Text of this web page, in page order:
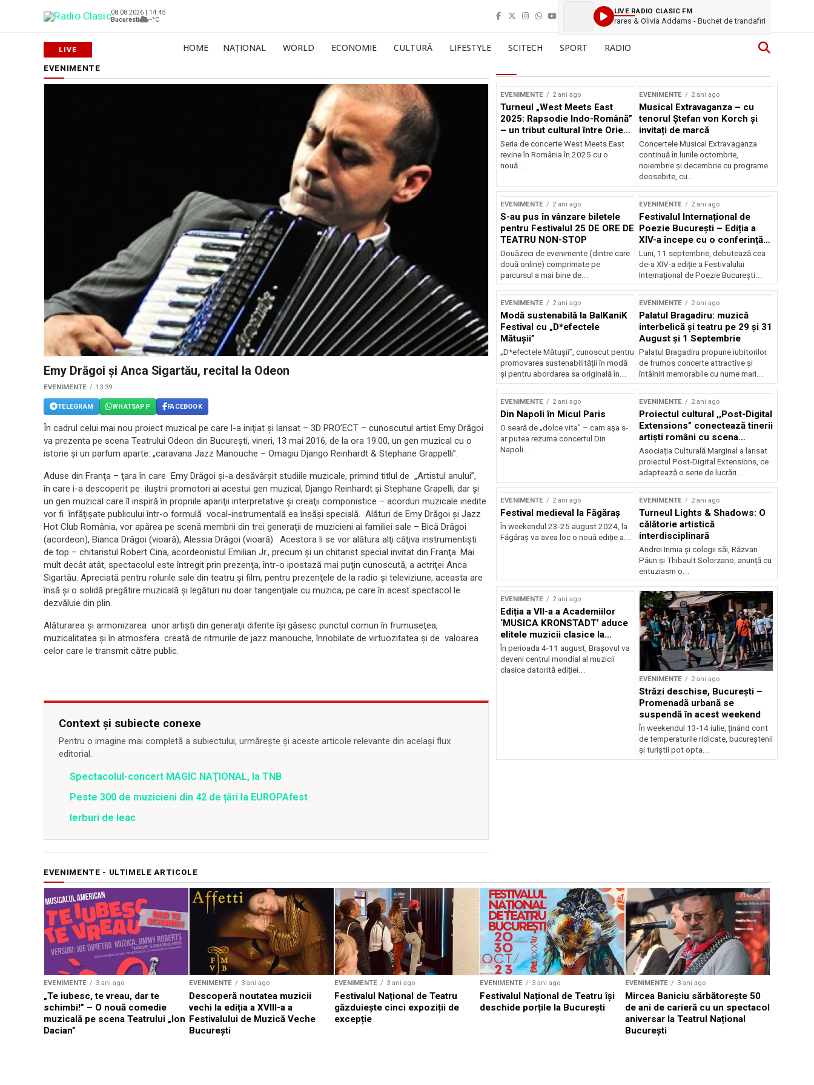
08.08.2026 | 14:45
Bucuresti
--°C
LIVE RADIO CLASIC FM
rares & Olivia Addams - Buchet de trandafiri
HOME NAȚIONAL WORLD ECONOMIE CULTURĂ LIFESTYLE SCITECH SPORT RADIO
EVENIMENTE
Emy Drăgoi și Anca Sigartău, recital la Odeon
EVENIMENTE 13:39
TELEGRAM WHATSAPP FACEBOOK
În cadrul celui mai nou proiect muzical pe care l-a iniţiat şi lansat – 3D PRO’ECT – cunoscutul artist Emy Drăgoi
va prezenta pe scena Teatrului Odeon din Bucureşti, vineri, 13 mai 2016, de la ora 19.00, un gen muzical cu o
istorie şi un parfum aparte: „caravana Jazz Manouche – Omagiu Django Reinhardt & Stephane Grappelli”.
Aduse din Franţa – ţara în care Emy Drăgoi şi-a desăvârşit studiile muzicale, primind titlul de „Artistul anului”,
în care i-a descoperit pe iluştrii promotori ai acestui gen muzical, Django Reinhardt şi Stephane Grapelli, dar şi
un gen muzical care îl inspiră în propriile apariţii interpretative şi creaţii componistice – acorduri muzicale inedite
vor fi înfăţişate publicului într-o formulă vocal-instrumentală ea însăşi specială. Alături de Emy Drăgoi şi Jazz
Hot Club România, vor apărea pe scenă membrii din trei generaţii de muzicieni ai familiei sale – Bică Drăgoi
(acordeon), Bianca Drăgoi (vioară), Alessia Drăgoi (vioară). Acestora li se vor alătura alţi câţiva instrumentişti
de top – chitaristul Robert Cina, acordeonistul Emilian Jr., precum şi un chitarist special invitat din Franţa. Mai
mult decât atât, spectacolul este întregit prin prezenţa, într-o ipostază mai puţin cunoscută, a actriţei Anca
Sigartău. Apreciată pentru rolurile sale din teatru şi film, pentru prezenţele de la radio şi televiziune, aceasta are
însă şi o solidă pregătire muzicală şi legături nu doar tangenţiale cu muzica, pe care în acest spectacol le
dezvăluie din plin.
Alăturarea şi armonizarea unor artişti din generaţii diferite îşi găsesc punctul comun în frumuseţea,
muzicalitatea şi în atmosfera creată de ritmurile de jazz manouche, înnobilate de virtuozitatea şi de valoarea
celor care le transmit către public.
Context și subiecte conexe
Pentru o imagine mai completă a subiectului, urmărește și aceste articole relevante din același flux
editorial.
Spectacolul-concert MAGIC NAŢIONAL, la TNB
Peste 300 de muzicieni din 42 de țări la EUROPAfest
Ierburi de leac
EVENIMENTE 2 ani ago
Turneul „West Meets East
2025: Rapsodie Indo-Română”
– un tribut cultural între Orient
și Occident
Seria de concerte West Meets East
revine în România în 2025 cu o
nouă...
EVENIMENTE 2 ani ago
Musical Extravaganza – cu
tenorul Ștefan von Korch și
invitați de marcă
Concertele Musical Extravaganza
continuă în lunile octombrie,
noiembrie şi decembrie cu programe
deosebite, cu...
EVENIMENTE 2 ani ago
S-au pus în vânzare biletele
pentru Festivalul 25 DE ORE DE
TEATRU NON-STOP
Douăzeci de evenimente (dintre care
două online) comprimate pe
parcursul a mai bine de...
EVENIMENTE 2 ani ago
Festivalul Internațional de
Poezie București – Ediția a
XIV-a începe cu o conferință
despre limba română
susținută de Marco Lucchesi
Luni, 11 septembrie, debutează cea
de-a XIV-a ediție a Festivalului
Internațional de Poezie București...
EVENIMENTE 2 ani ago
Modă sustenabilă la BalKaniK
Festival cu „D*efectele
Mătușii”
„D*efectele Mătușii”, cunoscut pentru
promovarea sustenabilității în modă
și pentru abordarea sa originală în...
EVENIMENTE 2 ani ago
Palatul Bragadiru: muzică
interbelică şi teatru pe 29 şi 31
August şi 1 Septembrie
Palatul Bragadiru propune iubitorilor
de frumos concerte attractive şi
întâlniri memorabile cu nume mari...
EVENIMENTE 2 ani ago
Din Napoli în Micul Paris
O seară de „dolce vita” – cam așa s-
ar putea rezuma concertul Din
Napoli...
EVENIMENTE 2 ani ago
Proiectul cultural ,,Post-Digital
Extensions” conectează tinerii
artiști români cu scena
internațională
Asociația Culturală Marginal a lansat
proiectul Post-Digital Extensions, ce
adaptează o serie de lucrări...
EVENIMENTE 2 ani ago
Festival medieval la Făgăraș
În weekendul 23-25 august 2024, la
Făgăraș va avea loc o nouă ediție a...
EVENIMENTE 2 ani ago
Turneul Lights & Shadows: O
călătorie artistică
interdisciplinară
Andrei Irimia și colegii săi, Răzvan
Păun și Thibault Solorzano, anunță cu
entuziasm o...
EVENIMENTE 2 ani ago
Ediția a VII-a a Academiilor
‘MUSICA KRONSTADT’ aduce
elitele muzicii clasice la
Brașov
În perioada 4-11 august, Brașovul va
deveni centrul mondial al muzicii
clasice datorită ediției...
EVENIMENTE 2 ani ago
Străzi deschise, București –
Promenadă urbană se
suspendă în acest weekend
În weekendul 13-14 iulie, ținând cont
de temperaturile ridicate, bucureștenii
și turiștii pot opta...
EVENIMENTE - ULTIMELE ARTICOLE
EVENIMENTE 3 ani ago
„Te iubesc, te vreau, dar te
schimbi!” – O nouă comedie
muzicală pe scena Teatrului „Ion
Dacian”
EVENIMENTE 3 ani ago
Descoperă noutatea muzicii
vechi la ediția a XVIII-a a
Festivalului de Muzică Veche
București
EVENIMENTE 3 ani ago
Festivalul Național de Teatru
găzduiește cinci expoziții de
excepție
EVENIMENTE 3 ani ago
Festivalul Național de Teatru își
deschide porțile la București
EVENIMENTE 3 ani ago
Mircea Baniciu sărbătorește 50
de ani de carieră cu un spectacol
aniversar la Teatrul Național
București